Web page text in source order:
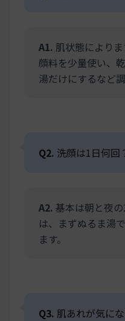
A1. 肌状態により
顔料を少量使い、
湯だけにするなど
Q2. 洗顔は1日何回
A2. 基本は朝と夜
は、まずぬるま湯
ます。
Q3. 肌あれが気に